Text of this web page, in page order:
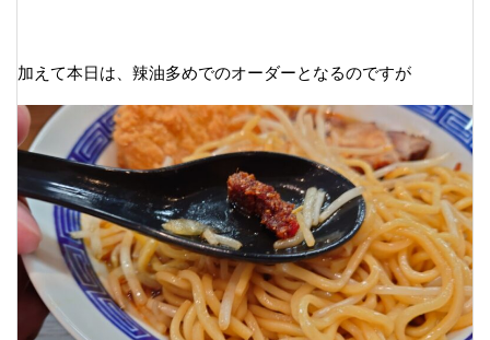
加えて本日は、辣油多めでのオーダーとなるのですが